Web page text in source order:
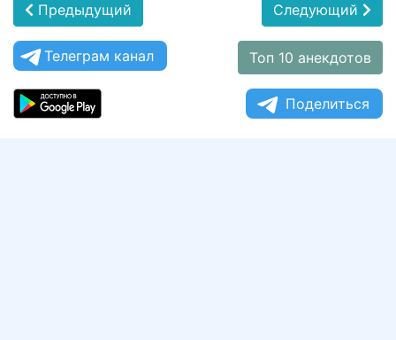
Предыдущий Следующий
Телеграм канал Топ 10 анекдотов
Поделиться